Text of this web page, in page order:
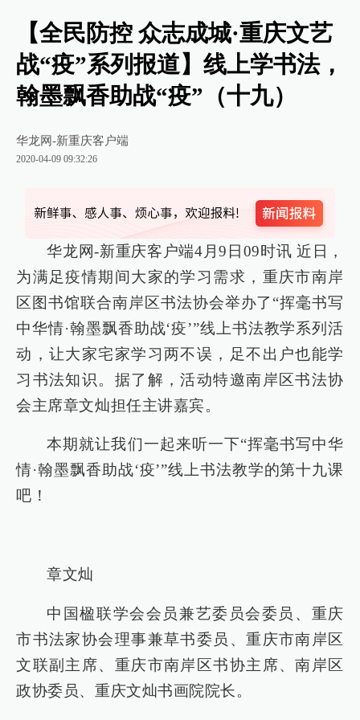
【全民防控 众志成城·重庆文艺
战“疫”系列报道】线上学书法，
翰墨飘香助战“疫”（十九）
华龙网-新重庆客户端
2020-04-09 09:32:26
华龙网-新重庆客户端4月9日09时讯 近日，
为满足疫情期间大家的学习需求，重庆市南岸
区图书馆联合南岸区书法协会举办了“挥毫书写
中华情·翰墨飘香助战‘疫’”线上书法教学系列活
动，让大家宅家学习两不误，足不出户也能学
习书法知识。据了解，活动特邀南岸区书法协
会主席章文灿担任主讲嘉宾。
本期就让我们一起来听一下“挥毫书写中华
情·翰墨飘香助战‘疫’”线上书法教学的第十九课
吧！
章文灿
中国楹联学会会员兼艺委员会委员、重庆
市书法家协会理事兼草书委员、重庆市南岸区
文联副主席、重庆市南岸区书协主席、南岸区
政协委员、重庆文灿书画院院长。